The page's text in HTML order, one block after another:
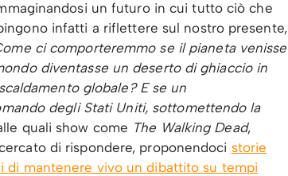
un futuro in cui tutto ciò che
infatti a riflettere sul nostro presente,
ci comporteremmo se il pianeta venisse
diventasse un deserto di ghiaccio in
globale? E se un
degli Stati Uniti, sottomettendo la
quali show come The Walking Dead,
di rispondere, proponendoci storie
di mantenere vivo un dibattito su tempi